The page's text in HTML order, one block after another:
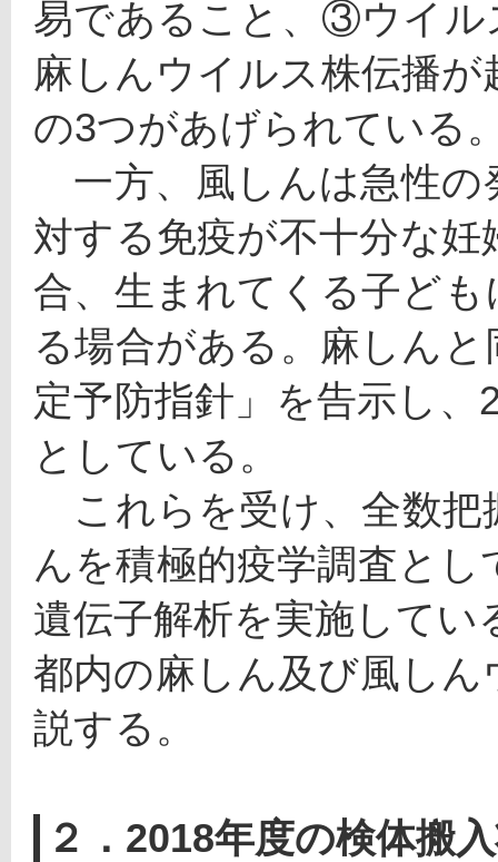
易であること、③ウイル
麻しんウイルス株伝播
の3つがあげられている
一方、風しんは急性の
対する免疫が不十分な
合、生まれてくる子ど
る場合がある。麻しん
定予防指針」を告示し
としている。
これらを受け、全数把
んを積極的疫学調査と
遺伝子解析を実施して
都内の麻しん及び風し
説する。
２．2018年度の検体搬